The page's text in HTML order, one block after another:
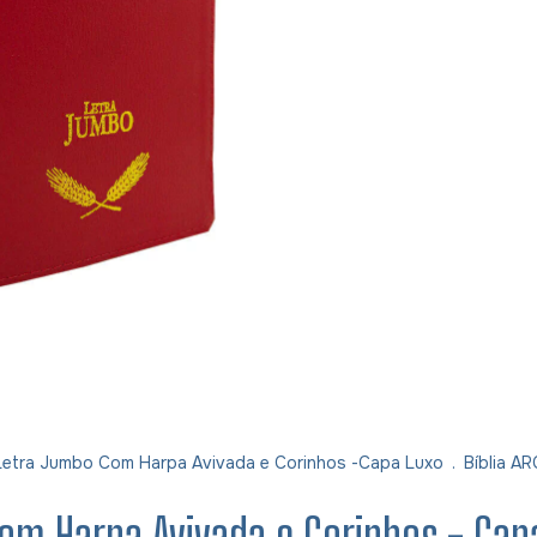
Jumbo Com Harpa Avivada e Corinhos -Capa Luxo . Bíblia